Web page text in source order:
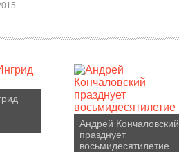
Андрей Кончаловский
празднует
восьмидесятилетие